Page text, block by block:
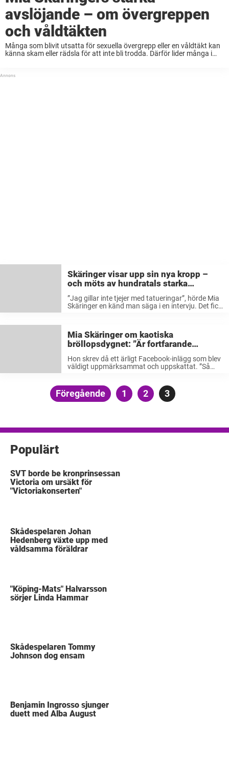
avslöjande – om övergreppen
och våldtäkten
Många som blivit utsatta för sexuella övergrepp eller en våldtäkt kan
känna skam eller rädsla för att inte bli trodda. Därför lider många i
Skäringer visar upp sin nya kropp –
och möts av hundratals starka
kommentarer
”Jag gillar inte tjejer med tatueringar”, hörde Mia
Skäringer en känd man säga i en intervju. Det fick
Mia Skäringer om kaotiska
bröllopsdygnet: ”Är fortfarande
imponerad”
Hon skrev då ett ärligt Facebook-inlägg som blev
väldigt uppmärksammat och uppskattat. ”Så
fan och skynda ...Sidnumrering
Föregående Sida
1 Sida
2 Sida
3
Populärt
SVT borde be kronprinsessan
Victoria om ursäkt för
"Victoriakonserten"
Skådespelaren Johan
Hedenberg växte upp med
våldsamma föräldrar
"Köping-Mats" Halvarsson
sörjer Linda Hammar
Skådespelaren Tommy
Johnson dog ensam
Benjamin Ingrosso sjunger
duett med Alba August